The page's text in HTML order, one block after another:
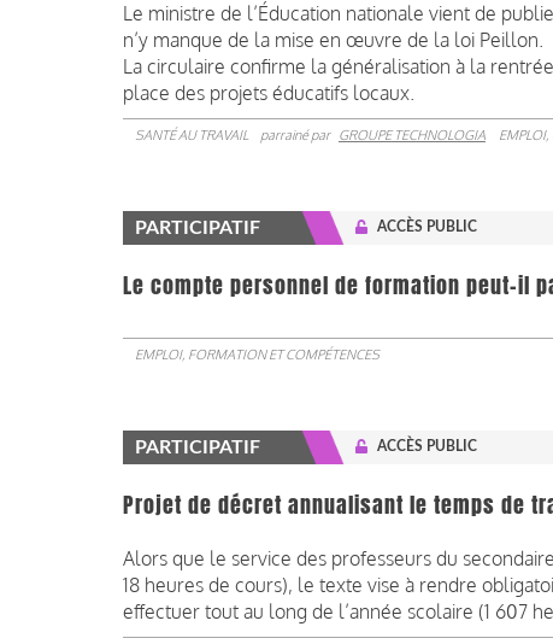
Le ministre de l’Éducation nationale vient de
n’y manque de la mise en œuvre de la loi Peillon.
La circulaire confirme la généralisation à la
place des projets éducatifs locaux.
SANTÉ AU TRAVAIL parrainé par GROUPE TECHNOLOGIA
PARTICIPATIF ACCÈS PUBLIC
Le compte personnel de formation peut-il
EMPLOI, FORMATION ET COMPÉTENCES
PARTICIPATIF ACCÈS PUBLIC
Projet de décret annualisant le temps de
Alors que le service des professeurs du
18 heures de cours), le texte vise à rendre
effectuer tout au long de l’année scolaire (1 607